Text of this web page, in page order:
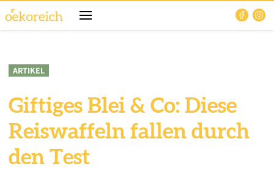
ARTIKEL
Giftiges Blei & Co: Diese
Reiswaffeln fallen durch
den Test